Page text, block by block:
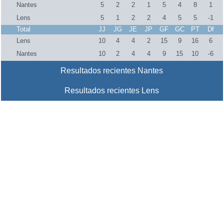
Nantes
5 2 2 1 5 4 8
1
Lens
5 1 2 2 4 5 5
-1
Total
JJ JG JE JP GF GC PT
Df
Lens
10 4 4 2 15 9 16
6
Nantes
10 2 4 4 9 15 10 -6
Resultados recientes Nantes
Resultados recientes Lens